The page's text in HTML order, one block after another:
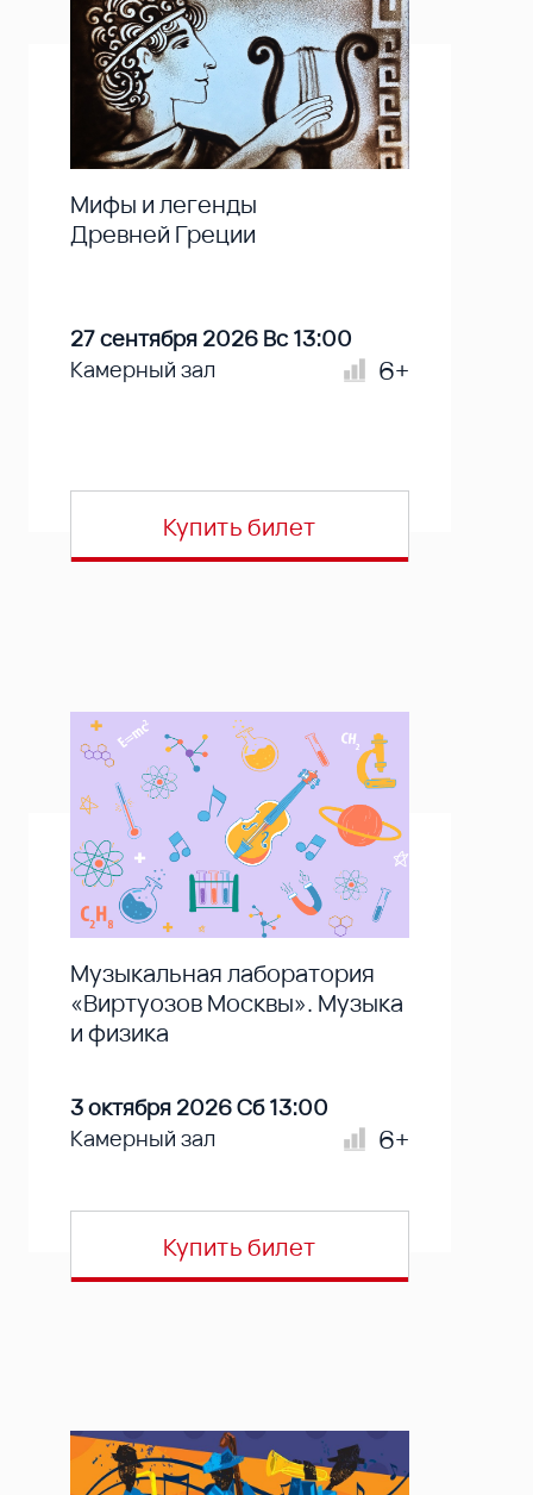
Мифы и легенды
Древней Греции
27 сентября 2026 Вс 13:00
Камерный зал
6+
Купить билет
Музыкальная лаборатория
«Виртуозов Москвы». Музыка
и физика
3 октября 2026 Сб 13:00
Камерный зал
6+
Купить билет